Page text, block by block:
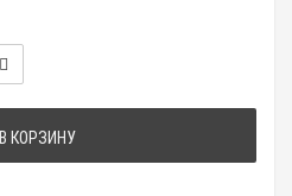
В КОРЗИНУ